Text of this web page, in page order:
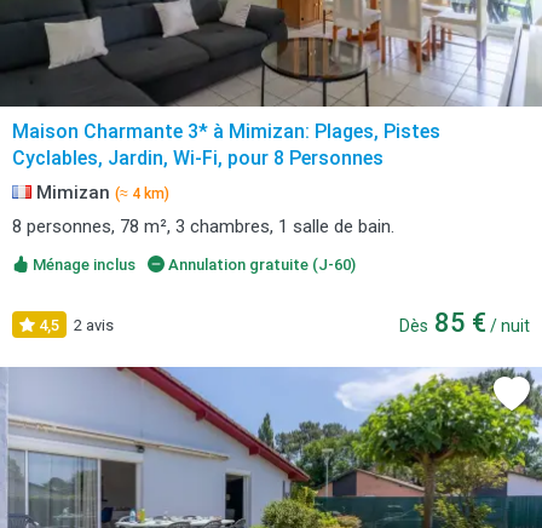
Maison Charmante 3* à Mimizan: Plages, Pistes
Cyclables, Jardin, Wi-Fi, pour 8 Personnes
Mimizan (≈ 4 km)
8 personnes, 78 m², 3 chambres, 1 salle de bain.
Ménage inclus Annulation gratuite (J-60)
4,5 2 avis Dès 85 € / nuit